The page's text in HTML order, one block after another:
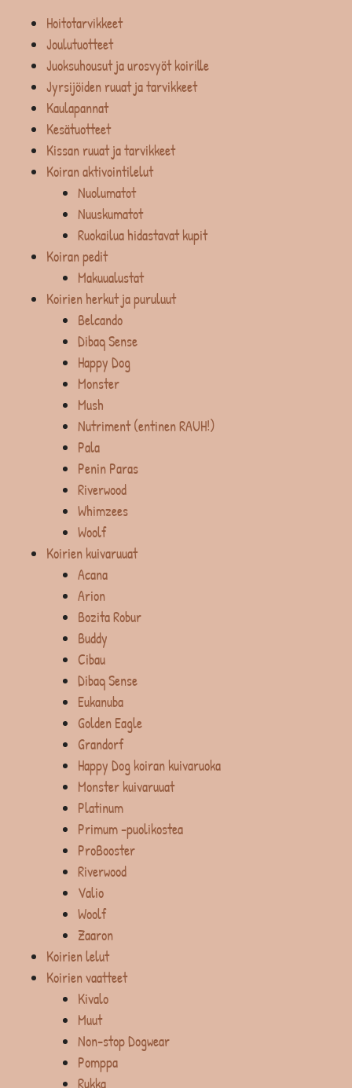
Hoitotarvikkeet
Joulutuotteet
Juoksuhousut ja urosvyöt koirille
Jyrsijöiden ruuat ja tarvikkeet
Kaulapannat
Kesätuotteet
Kissan ruuat ja tarvikkeet
Koiran aktivointilelut
Nuolumatot
Nuuskumatot
Ruokailua hidastavat kupit
Koiran pedit
Makuualustat
Koirien herkut ja puruluut
Belcando
Dibaq Sense
Happy Dog
Monster
Mush
Nutriment (entinen RAUH!)
Pala
Penin Paras
Riverwood
Whimzees
Woolf
Koirien kuivaruuat
Acana
Arion
Bozita Robur
Buddy
Cibau
Dibaq Sense
Eukanuba
Golden Eagle
Grandorf
Happy Dog koiran kuivaruoka
Monster kuivaruuat
Platinum
Primum -puolikostea
ProBooster
Riverwood
Valio
Woolf
Zaaron
Koirien lelut
Koirien vaatteet
Kivalo
Muut
Non-stop Dogwear
Pomppa
Rukka